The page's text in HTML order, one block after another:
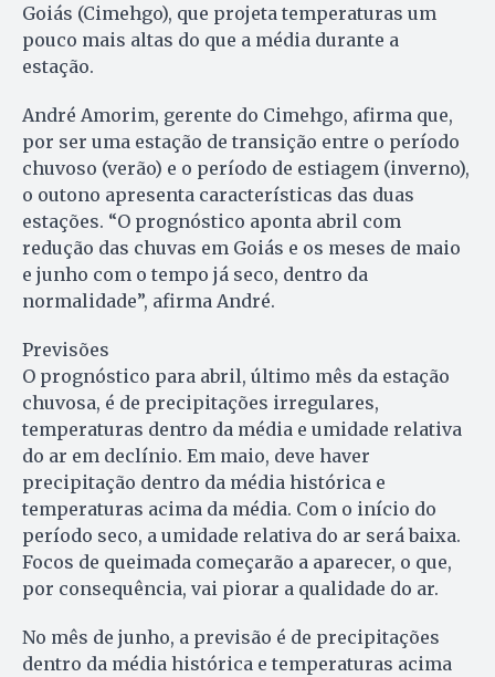
Goiás (Cimehgo), que projeta temperaturas um
pouco mais altas do que a média durante a
estação.
André Amorim, gerente do Cimehgo, afirma que,
por ser uma estação de transição entre o período
chuvoso (verão) e o período de estiagem (inverno),
o outono apresenta características das duas
estações. “O prognóstico aponta abril com
redução das chuvas em Goiás e os meses de maio
e junho com o tempo já seco, dentro da
normalidade”, afirma André.
Previsões
O prognóstico para abril, último mês da estação
chuvosa, é de precipitações irregulares,
temperaturas dentro da média e umidade relativa
do ar em declínio. Em maio, deve haver
precipitação dentro da média histórica e
temperaturas acima da média. Com o início do
período seco, a umidade relativa do ar será baixa.
Focos de queimada começarão a aparecer, o que,
por consequência, vai piorar a qualidade do ar.
No mês de junho, a previsão é de precipitações
dentro da média histórica e temperaturas acima